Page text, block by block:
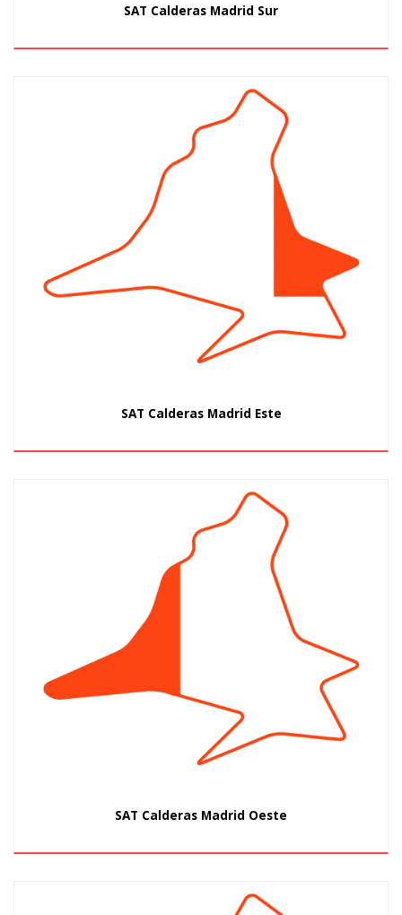
SAT Calderas Madrid Sur
SAT Calderas Madrid Este
SAT Calderas Madrid Oeste